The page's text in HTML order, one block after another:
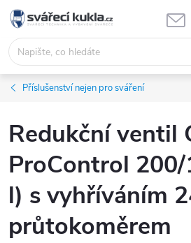
Přejít na obsah
Příslušenství nejen pro sváření
Redukční ventil
ProControl
l) s vyhříváním
průtokoměrem